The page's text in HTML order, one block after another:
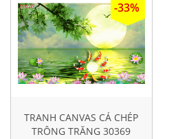
-33%
TRANH CANVAS CÁ CHÉP
TRÔNG TRĂNG 30369